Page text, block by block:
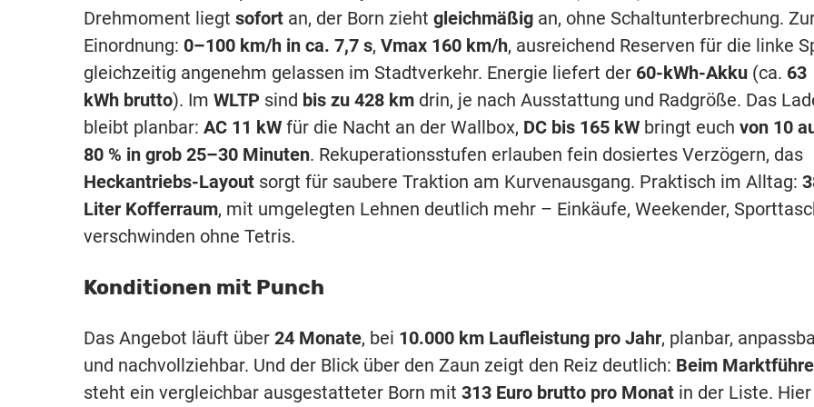
Drehmoment liegt sofort an, der Born zieht gleichmäßig an, ohne Schaltunterbrechung.
Einordnung: 0–100 km/h in ca. 7,7 s, Vmax 160 km/h, ausreichend Reserven für die linke
gleichzeitig angenehm gelassen im Stadtverkehr. Energie liefert der 60-kWh-Akku (ca. 63
kWh brutto). Im WLTP sind bis zu 428 km drin, je nach Ausstattung und Radgröße. Das
bleibt planbar: AC 11 kW für die Nacht an der Wallbox, DC bis 165 kW bringt euch von 10
80 % in grob 25–30 Minuten. Rekuperationsstufen erlauben fein dosiertes Verzögern, das
Heckantriebs-Layout sorgt für saubere Traktion am Kurvenausgang. Praktisch im Alltag:
Liter Kofferraum, mit umgelegten Lehnen deutlich mehr – Einkäufe, Weekender,
verschwinden ohne Tetris.
Konditionen mit Punch
Das Angebot läuft über 24 Monate, bei 10.000 km Laufleistung pro Jahr, planbar,
und nachvollziehbar. Und der Blick über den Zaun zeigt den Reiz deutlich: Beim
steht ein vergleichbar ausgestatteter Born mit 313 Euro brutto pro Monat in der Liste. Hier